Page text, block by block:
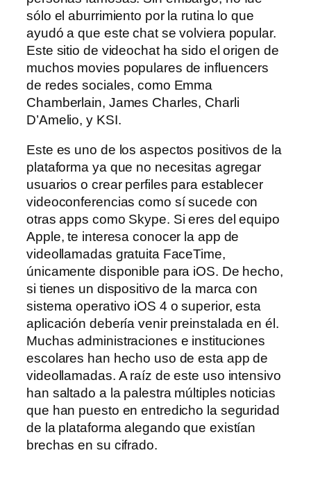
sólo el aburrimiento por la rutina lo que
ayudó a que este chat se volviera popular.
Este sitio de videochat ha sido el origen de
muchos movies populares de influencers
de redes sociales, como Emma
Chamberlain, James Charles, Charli
D’Amelio, y KSI.
Este es uno de los aspectos positivos de la
plataforma ya que no necesitas agregar
usuarios o crear perfiles para establecer
videoconferencias como sí sucede con
otras apps como Skype. Si eres del equipo
Apple, te interesa conocer la app de
videollamadas gratuita FaceTime,
únicamente disponible para iOS. De hecho,
si tienes un dispositivo de la marca con
sistema operativo iOS 4 o superior, esta
aplicación debería venir preinstalada en él.
Muchas administraciones e instituciones
escolares han hecho uso de esta app de
videollamadas. A raíz de este uso intensivo
han saltado a la palestra múltiples noticias
que han puesto en entredicho la seguridad
de la plataforma alegando que existían
brechas en su cifrado.